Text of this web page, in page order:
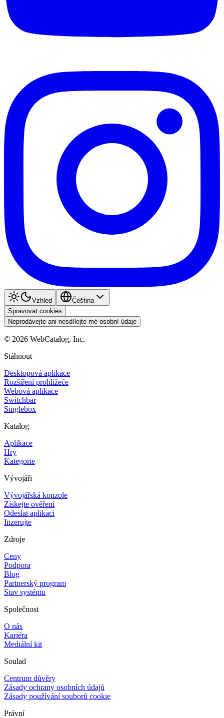
Vzhled
Čeština
Spravovat cookies
Neprodávejte ani nesdílejte mé osobní údaje
© 2026 WebCatalog, Inc.
Stáhnout
Desktopová aplikace
Rozšíření prohlížeče
Webová aplikace
Switchbar
Singlebox
Katalog
Aplikace
Hry
Kategorie
Vývojáři
Vývojářská konzole
Získejte ověření
Odeslat aplikaci
Inzerujte
Zdroje
Ceny
Podpora
Blog
Partnerský program
Stav systému
Společnost
O nás
Kariéra
Mediální kit
Soulad
Centrum důvěry
Zásady ochrany osobních údajů
Zásady používání souborů cookie
Právní